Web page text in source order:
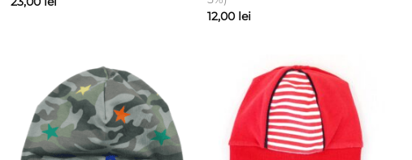
12,00 lei